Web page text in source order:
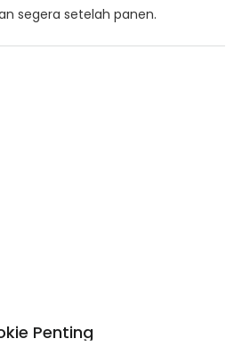
segera setelah panen.
Penting